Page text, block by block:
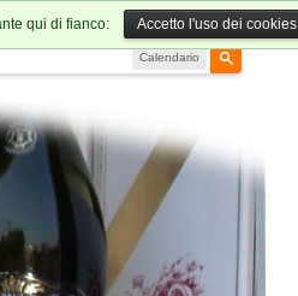
Calendario
qui di fianco: Accetto l'uso dei cookies